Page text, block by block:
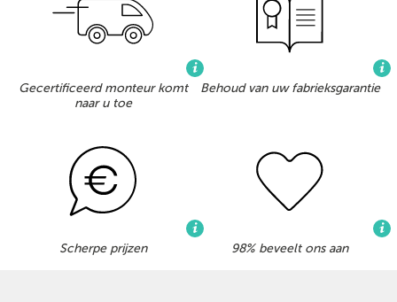
Gecertificeerd monteur komt
naar u toe
Behoud van uw fabrieksgarantie
Scherpe prijzen 98% beveelt ons aan